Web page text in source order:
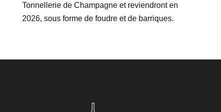
Tonnellerie de Champagne et reviendront en
2026, sous forme de foudre et de barriques.